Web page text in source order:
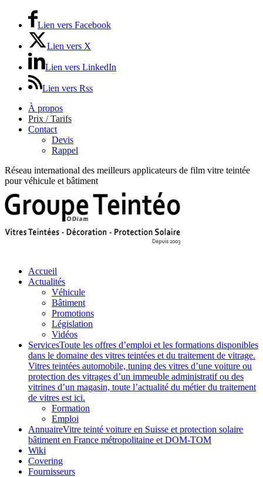
Lien vers Facebook
Lien vers X
Lien vers LinkedIn
Lien vers Rss
À propos
Prix / Tarifs
Contact
Devis
Rappel
Réseau international des meilleurs applicateurs de film vitre teintée
pour véhicule et bâtiment
Accueil
Actualités
Véhicule
Bâtiment
Promotions
Législation
Vidéos
ServicesToute les offres d’emploi et les formations disponibles
dans le domaine des vitres teintées et du traitement de vitrage.
Vitres teintées automobile, tuning des vitres d’une voiture ou
protection des vitrages d’un immeuble administratif ou des
vitrines d’un magasin, toute l’actualité du métier du traitement
de vitres est ici.
Formation
Emploi
AnnuaireVitre teinté voiture en Suisse et protection solaire
bâtiment en France métropolitaine et DOM-TOM
Wiki
Covering
Fournisseurs